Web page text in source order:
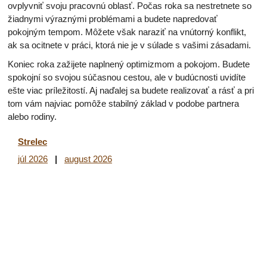
ovplyvniť svoju pracovnú oblasť. Počas roka sa nestretnete so
žiadnymi výraznými problémami a budete napredovať
pokojným tempom. Môžete však naraziť na vnútorný konflikt,
ak sa ocitnete v práci, ktorá nie je v súlade s vašimi zásadami.
Koniec roka zažijete naplnený optimizmom a pokojom. Budete
spokojní so svojou súčasnou cestou, ale v budúcnosti uvidíte
ešte viac príležitostí. Aj naďalej sa budete realizovať a rásť a pri
tom vám najviac pomôže stabilný základ v podobe partnera
alebo rodiny.
Strelec
júl 2026 | august 2026